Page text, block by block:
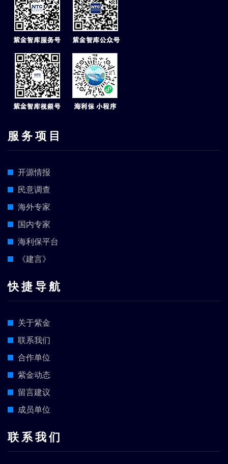
服 务 项 目
开源情报
民意调查
海外专家
国内专家
海利保平台
《建言》
快 捷 导 航
关于紫金
联系我们
合作单位
紫金动态
留言建议
成员单位
联 系 我 们